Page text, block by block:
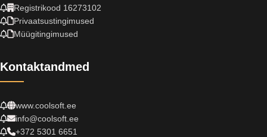
Registrikood 16273102
Privaatsustingimused
Müügitingimused
Kontaktandmed
www.coolsoft.ee
info@coolsoft.ee
+372 5301 6651